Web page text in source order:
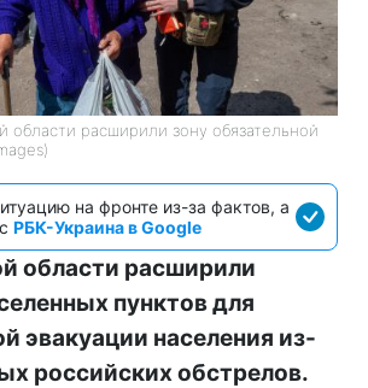
области расширили зону обязательной
на фронте из-за фактов, а
РБК-Украина в Google
области расширили
пунктов для
эвакуации населения из-
российских обстрелов.